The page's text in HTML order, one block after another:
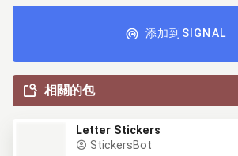
添加到SIGNAL
相關的包
Letter Stickers
StickersBot